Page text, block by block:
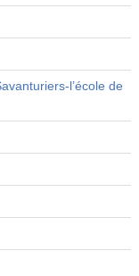
l’école de